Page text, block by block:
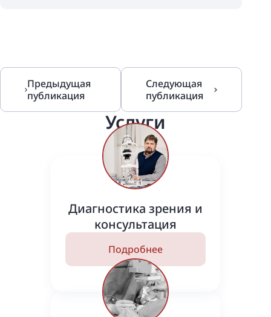
Предыдущая
публикация
Следующая
публикация
Услуги
Диагностика зрения и
консультация
Подробнее